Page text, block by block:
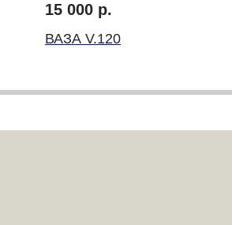
15 000 р.
ВАЗА V.120
FLOWERNA ® Все права защищены
ИП Крылов Михаил Михайлович